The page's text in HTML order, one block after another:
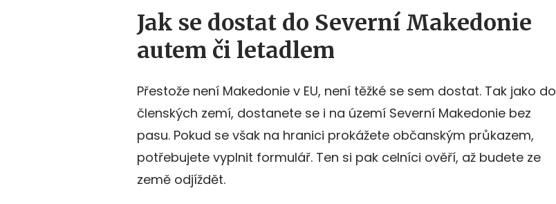
Jak se dostat do Severní Makedonie
autem či letadlem
Přestože není Makedonie v EU, není těžké se sem dostat. Tak jako do
členských zemí, dostanete se i na území Severní Makedonie bez
pasu. Pokud se však na hranici prokážete občanským průkazem,
potřebujete vyplnit formulář. Ten si pak celníci ověří, až budete ze
země odjíždět.